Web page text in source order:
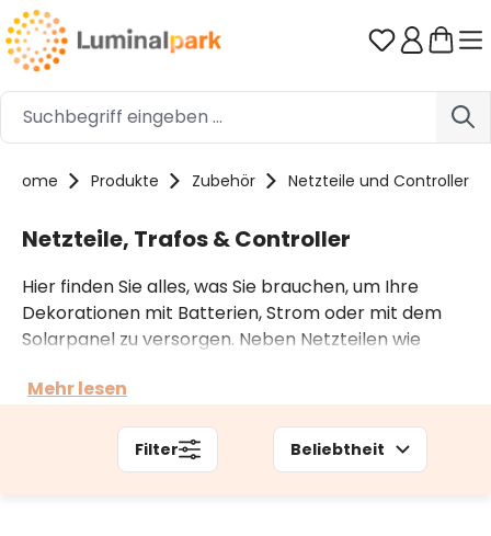
Zum Hauptinhalt springen Du hast 0
Home Produkte Zubehör Netzteile und Controller
Netzteile, Trafos & Controller
Hier finden Sie alles, was Sie brauchen, um Ihre
Dekorationen mit Batterien, Strom oder mit dem
Solarpanel zu versorgen. Neben Netzteilen wie
Solarpaneelen finden Sie auch Controller und
bestimmte Produktserie gedacht, ist mit den
anderen nicht kompatibel. Um mehr darüber zu
Mehr lesen
Filter Beliebtheit